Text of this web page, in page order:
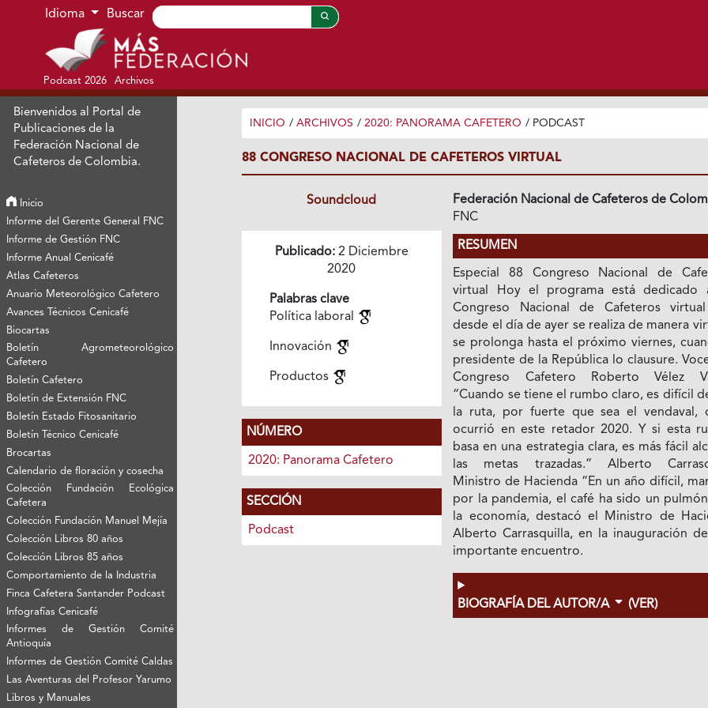
Ir al menú de navegación principal
Ir al contenido principal
Ir al pie de página del sitio
Idioma Buscar
Podcast 2026 Archivos
Bienvenidos al Portal de
Publicaciones de la
Federación Nacional de
Cafeteros de Colombia.
Inicio
Informe del Gerente General FNC
Informe de Gestión FNC
Informe Anual Cenicafé
Atlas Cafeteros
Anuario Meteorológico Cafetero
Avances Técnicos Cenicafé
Biocartas
Boletín Agrometeorológico
Cafetero
Boletín Cafetero
Boletín de Extensión FNC
Boletín Estado Fitosanitario
Boletín Técnico Cenicafé
Brocartas
Calendario de floración y cosecha
Colección Fundación Ecológica
Cafetera
Colección Fundación Manuel Mejía
Colección Libros 80 años
Colección Libros 85 años
Comportamiento de la Industria
Finca Cafetera Santander Podcast
Infografías Cenicafé
Informes de Gestión Comité
Antioquía
Informes de Gestión Comité Caldas
Las Aventuras del Profesor Yarumo
Libros y Manuales
INICIO / ARCHIVOS / 2020: PANORAMA CAFETERO / PODCAST
88 CONGRESO NACIONAL DE CAFETEROS VIRTUAL
Soundcloud
Publicado:2 Diciembre
2020
Palabras clave
Política laboral
Innovación
Productos
NÚMERO
2020: Panorama Cafetero
SECCIÓN
Podcast
Federación Nacional de Cafeteros de
FNC
RESUMEN
Especial 88 Congreso Nacional de
virtual Hoy el programa está dedicado
Congreso Nacional de Cafeteros
desde el día de ayer se realiza de manera
se prolonga hasta el próximo viernes,
presidente de la República lo clausure.
Congreso Cafetero Roberto Vélez
“Cuando se tiene el rumbo claro, es difícil
la ruta, por fuerte que sea el vendaval,
ocurrió en este retador 2020. Y si esta
basa en una estrategia clara, es más fácil
las metas trazadas.” Alberto
Ministro de Hacienda “En un año difícil,
por la pandemia, el café ha sido un
la economía, destacó el Ministro de
Alberto Carrasquilla, en la inauguración
importante encuentro.
BIOGRAFÍA DEL AUTOR/A (VER)